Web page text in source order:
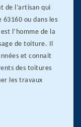
de l’artisan qui
ou dans les
l’homme de la
de toiture. Il
et connait
des toitures
les travaux